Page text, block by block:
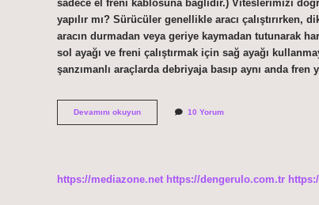
sadece el freni kablosuna bağlıdır.) Viteslerimizi
yapılır mı? Sürücüler genellikle aracı
aracın durmadan veya geriye kaymadan tutunarak
sol ayağı ve freni çalıştırmak için sağ ayağı
şanzımanlı araçlarda debriyaja basıp aynı anda
Devamını okuyunDebriyaja
Basmadan
10 Yorum
https://mediazone.net https://dengerulo.com.tr